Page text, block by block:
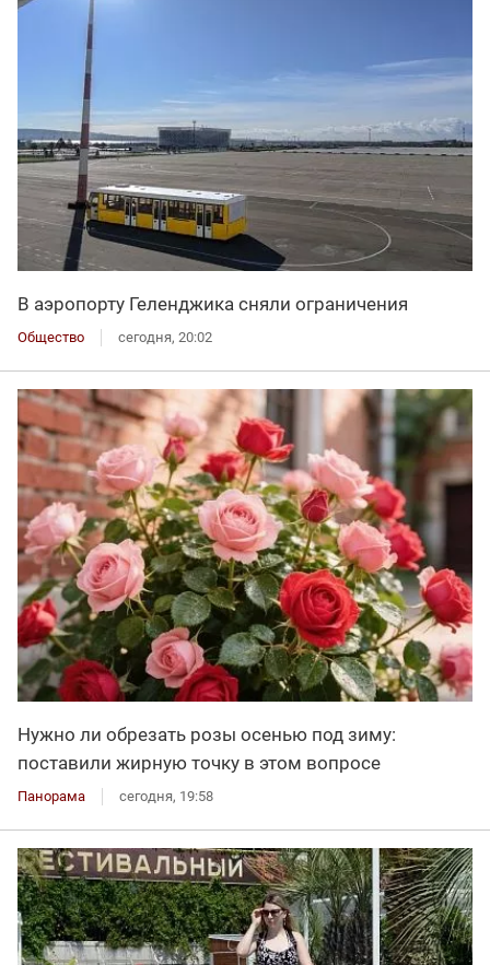
В аэропорту Геленджика сняли ограничения
Общество сегодня, 20:02
Нужно ли обрезать розы осенью под зиму:
поставили жирную точку в этом вопросе
Панорама сегодня, 19:58